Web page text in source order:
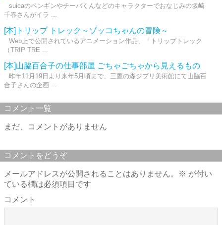
suicaのペンギンやチーバくんなどのキャラクターでおなじみの坂崎
千春さんがイラ ...
[本]トリップ トレック～ゾッコちゃんの冒険～
Web上で公開されているアニメーション作品、「トリップトレック
（TRIP TRE ...
[本]山脇百合子の仕事部屋 ごちゃごちゃから見えるもの
昨年11月19日より来年5月頃まで、三鷹の森ジブリ美術館にて山脇百
合子さんの企画 ...
コメント一覧
まだ、コメントがありません
コメントをどうぞ
メールアドレスが公開されることはありません。 ※ が付い
ている欄は必須項目です
コメント